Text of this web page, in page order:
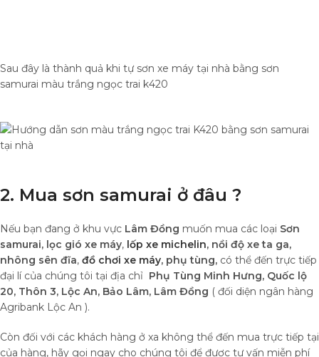
Sau đây là thành quả khi tự sơn xe máy tại nhà bằng sơn
samurai màu trắng ngọc trai k420
2. Mua sơn samurai ở đâu ?
Nếu bạn đang ở khu vực Lâm Đồng muốn mua các loại Sơn
samurai, lọc gió xe máy, lốp xe michelin, nồi độ xe ta ga,
nhông sên đĩa, đồ chơi xe máy, phụ tùng, có thể đến trực tiếp
đại lí của chúng tôi tại địa chỉ Phụ Tùng Minh Hưng, Quốc lộ
20, Thôn 3, Lộc An, Bảo Lâm, Lâm Đồng ( đối diện ngân hàng
Agribank Lộc An ).
Còn đối với các khách hàng ở xa không thể đến mua trực tiếp tại
của hàng, hãy gọi ngay cho chúng tôi để được tư vấn miễn phí